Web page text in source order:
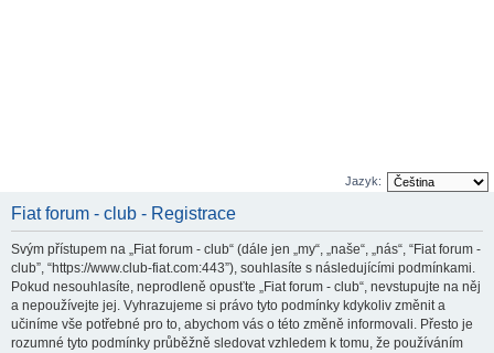
Jazyk:
Fiat forum - club - Registrace
Svým přístupem na „Fiat forum - club“ (dále jen „my“, „naše“, „nás“, “Fiat forum -
club”, “https://www.club-fiat.com:443”), souhlasíte s následujícími podmínkami.
Pokud nesouhlasíte, neprodleně opusťte „Fiat forum - club“, nevstupujte na něj
a nepoužívejte jej. Vyhrazujeme si právo tyto podmínky kdykoliv změnit a
učiníme vše potřebné pro to, abychom vás o této změně informovali. Přesto je
rozumné tyto podmínky průběžně sledovat vzhledem k tomu, že používáním